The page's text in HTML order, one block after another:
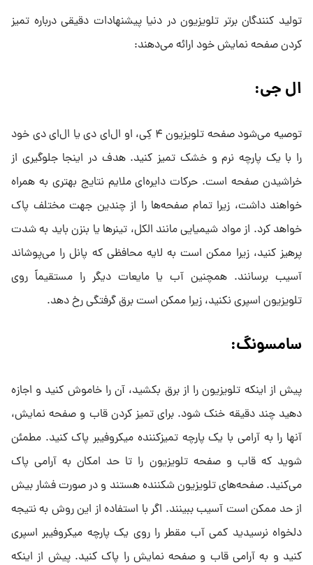
تولید کنندگان برتر تلویزیون در دنیا پیشنهادات دقیقی درباره تمیز
کردن صفحه نمایش خود ارائه می‌دهند:
ال جی:
توصیه می‌شود صفحه تلویزیون ۴ کِی، او ال‌ای دی یا ال‌ای دی خود
را با یک پارچه نرم و خشک تمیز کنید. هدف در اینجا جلوگیری از
خراشیدن صفحه است. حرکات دایره‌ای ملایم نتایج بهتری به همراه
خواهند داشت، زیرا تمام صفحه‌ها را از چندین جهت مختلف پاک
خواهد کرد. از مواد شیمیایی مانند الکل، تینر‌ها یا بنزن باید به شدت
پرهیز کنید، زیرا ممکن است به لایه محافظی که پانل را می‌پوشاند
آسیب برسانند. همچنین آب یا مایعات دیگر را مستقیماً روی
تلویزیون اسپری نکنید، زیرا ممکن است برق گرفتگی رخ دهد.
سامسونگ:
پیش از اینکه تلویزیون را از برق بکشید، آن را خاموش کنید و اجازه
دهید چند دقیقه خنک شود. برای تمیز کردن قاب و صفحه نمایش،
آنها را به آرامی با یک پارچه تمیزکننده میکروفیبر پاک کنید. مطمئن
شوید که قاب و صفحه تلویزیون را تا حد امکان به آرامی پاک
می‌کنید. صفحه‌های تلویزیون شکننده هستند و در صورت فشار بیش
از حد ممکن است آسیب ببینند. اگر با استفاده از این روش به نتیجه
دلخواه نرسیدید کمی آب مقطر را روی یک پارچه میکروفیبر اسپری
کنید و به آرامی قاب و صفحه نمایش را پاک کنید. پیش از اینکه